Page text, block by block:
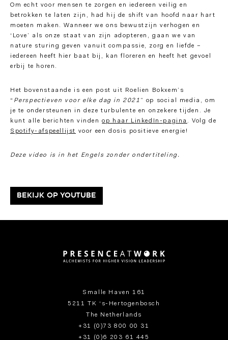
Om echt voor mensen te zorgen en iedereen veilig en
betrokken te laten zijn, had hij de shift van hoofd naar hart
moeten maken. Wanneer we ons bewustzijn verhogen en
‘Love’ als onze staat van zijn adopteren, gaan we van
nature sturing geven vanuit compassie, zorg en liefde –
iedereen heeft hier baat bij, kan floreren en heeft het gevoel
erbij te horen.
Het bovenstaande is een post uit Roelien Bokxem’s
“ Perspectieven voor elke dag in 2021 ” op social media, om
je te ondersteunen in deze turbulente en onzekere tijden. Je
kunt alle berichten vindenop haar LinkedIn-pagina . Volg de
Spotify-afspeellijst voor een dosis positieve energie!
Deze video is in het Engels zonder ondertiteling.
Bekijk op Youtube
Smalle Haven 161
5211 TK ‘s-Hertogenbosch
The Netherlands
+31 (0)73 800 00 31
+31 (0)6 203 61 445